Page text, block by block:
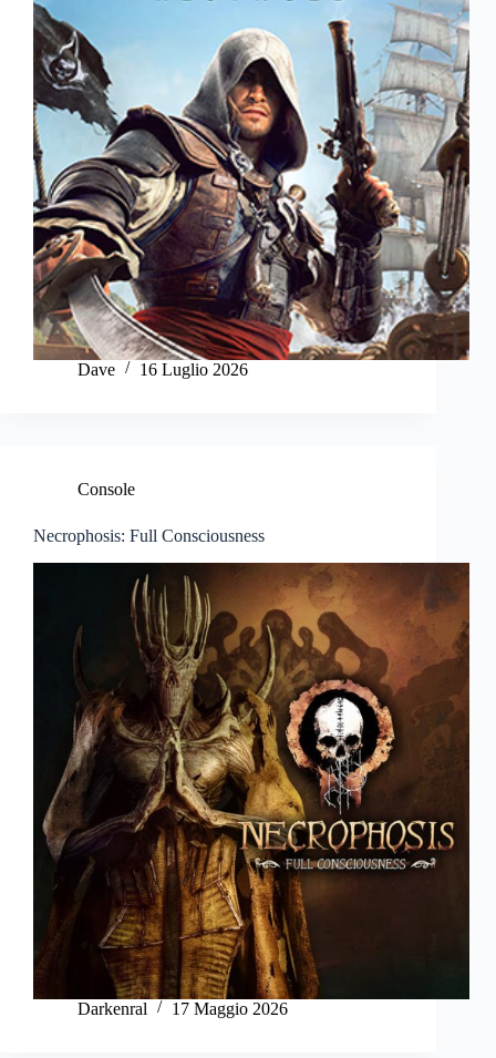
Dave 16 Luglio 2026
Console
Necrophosis: Full Consciousness
Darkenral 17 Maggio 2026